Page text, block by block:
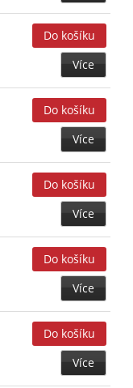
Více
Více
Více
Více
Více